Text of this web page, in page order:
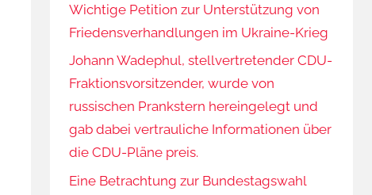
Wichtige Petition zur Unterstützung von
Friedensverhandlungen im Ukraine-Krieg
Johann Wadephul, stellvertretender CDU-
Fraktionsvorsitzender, wurde von
russischen Prankstern hereingelegt und
gab dabei vertrauliche Informationen über
die CDU-Pläne preis.
Eine Betrachtung zur Bundestagswahl